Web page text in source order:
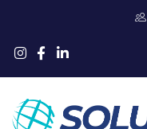
conteúdo